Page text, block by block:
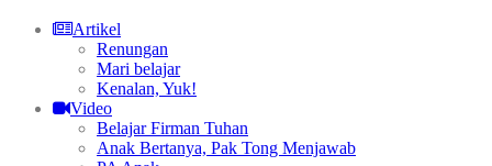
Artikel
Renungan
Mari belajar
Kenalan, Yuk!
Video
Belajar Firman Tuhan
Anak Bertanya, Pak Tong Menjawab